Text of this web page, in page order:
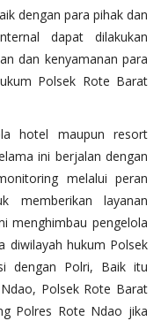
dengan para pihak dan
dapat dilakukan
dan kenyamanan para
Polsek Rote Barat
hotel maupun resort
ini berjalan dengan
melalui peran
memberikan layanan
menghimbau pengelola
diwilayah hukum Polsek
dengan Polri, Baik itu
Polsek Rote Barat
Polres Rote Ndao jika